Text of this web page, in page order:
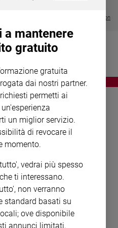
Visualizza tutte le collection
NOTE LEGALI
PRIVACY POLICY
WHISTLEBLOWING
SOCIAL
a mantenere
gratuito
gratuita
dai nostri partner.
permetti ai
un miglior servizio.
di revocare il
momento.
vedrai più spesso
ti interessano.
non verranno
standard basati su
ove disponibile
annunci limitati.